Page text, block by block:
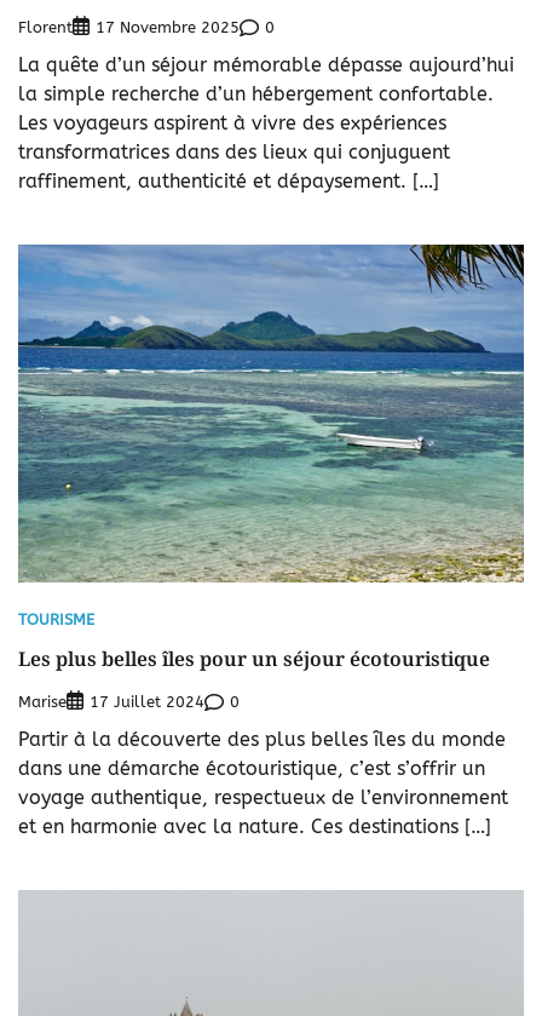
Florent 17 Novembre 2025 0
La quête d’un séjour mémorable dépasse aujourd’hui
la simple recherche d’un hébergement confortable.
Les voyageurs aspirent à vivre des expériences
transformatrices dans des lieux qui conjuguent
raffinement, authenticité et dépaysement. […]
TOURISME
Les plus belles îles pour un séjour écotouristique
Marise 17 Juillet 2024 0
Partir à la découverte des plus belles îles du monde
dans une démarche écotouristique, c’est s’offrir un
voyage authentique, respectueux de l’environnement
et en harmonie avec la nature. Ces destinations […]